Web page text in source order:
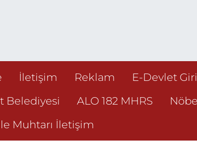
İletişim Reklam E-Devlet
Belediyesi
ALO 182 MHRS
Muhtarı İletişim